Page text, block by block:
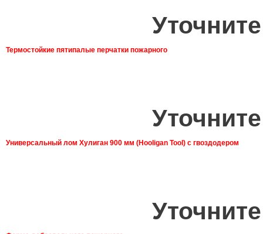
Термостойкие пятипалые перчатки пожарного
Универсальный лом Хулиган 900 мм (Hooligan Tool) с гвоздодером